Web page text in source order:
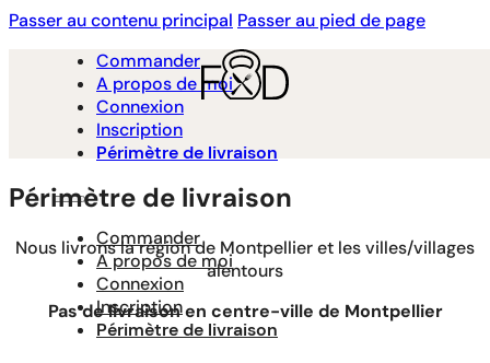
Passer au contenu principal Passer au pied de page
Commander
A propos de moi
Connexion
Inscription
Périmètre de livraison
Commander
A propos de moi
Connexion
Inscription
Périmètre de livraison
Périmètre de livraison
Nous livrons la région de Montpellier et les villes/villages
alentours
Pas de livraison en centre-ville de Montpellier